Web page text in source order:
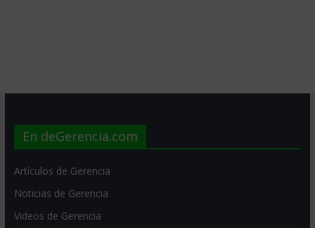
En deGerencia.com
Artículos de Gerencia
Noticias de Gerencia
Videos de Gerencia